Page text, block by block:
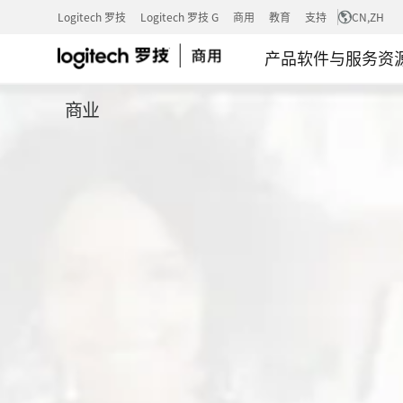
罗
技
Logitech 罗技 Logitech 罗技 G 商用 教育 支持 CN,ZH
产品软件与服务资
商业